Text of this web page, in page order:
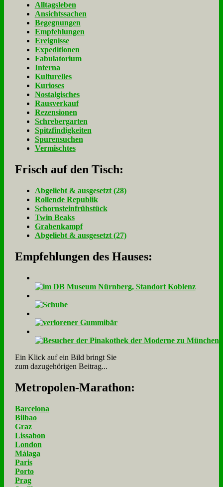
Alltagsleben
Ansichtssachen
Begegnungen
Empfehlungen
Ereignisse
Expeditionen
Fabulatorium
Interna
Kulturelles
Kurioses
Nostalgisches
Rausverkauf
Rezensionen
Schrebergarten
Spitzfindigkeiten
Spurensuchen
Vermischtes
Frisch auf den Tisch:
Ab­ge­liebt & aus­ge­setzt (28)
Rol­len­de Re­pu­blik
Schorn­stein­früh­stück
Twin Beaks
Gra­ben­kampf
Ab­ge­liebt & aus­ge­setzt (27)
Empfehlungen des Hauses:
Ein Klick auf ein Bild bringt Sie
zum dazugehörigen Beitrag...
Me­tro­po­len-Ma­ra­thon:
Barcelona
Bilbao
Graz
Lissabon
London
Málaga
Paris
Porto
Prag